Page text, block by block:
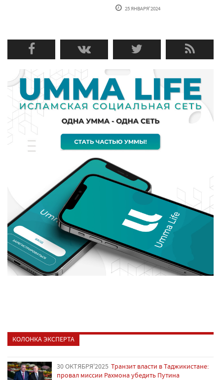
25 ЯНВАРЯ'2024
КОЛОНКА ЭКСПЕРТА
30 ОКТЯБРЯ'2025 Транзит власти в Таджикистане:
провал миссии Рахмона убедить Путина